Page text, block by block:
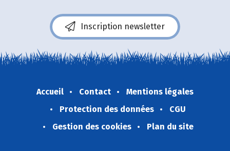
Inscription newsletter
Accueil Contact
Mentions légales
Protection des données
CGU
Gestion des cookies
Plan du site